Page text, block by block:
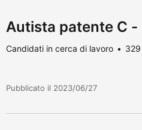
Autista patente C -
Candidati in cerca di lavoro
Pubblicato il 2023/06/27